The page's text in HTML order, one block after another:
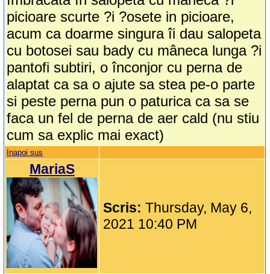
picioare scurte ?i ?osete in picioare,
acum ca doarme singura îi dau salopeta
cu botosei sau bady cu mâneca lunga ?i
pantofi subtiri, o înconjor cu perna de
alaptat ca sa o ajute sa stea pe-o parte
si peste perna pun o paturica ca sa se
faca un fel de perna de aer cald (nu stiu
cum sa explic mai exact)
Inapoi sus
MariaS
Scris:Thursday, May 6,
2021 10:40 PM